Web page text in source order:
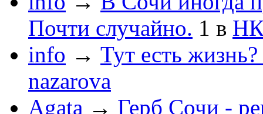
Почти случайно. 1 в
info → Тут есть
nazarova
Agata → Герб Сочи -